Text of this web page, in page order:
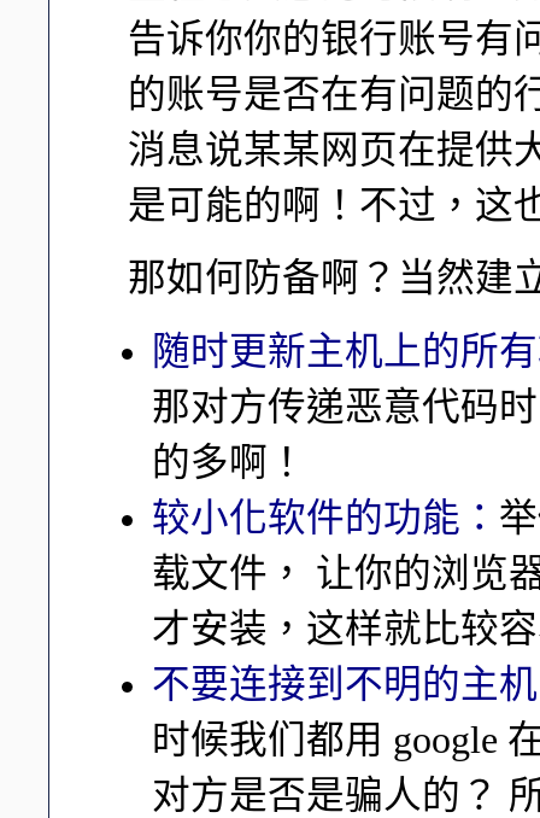
告诉你你的银行账号有
的账号是否在有问题的
消息说某某网页在提供
是可能的啊！不过，这
那如何防备啊？当然建
随时更新主机上的所
那对方传递恶意代码
的多啊！
较小化软件的功能：
载文件， 让你的浏览
才安装，这样就比较
不要连接到不明的主
时候我们都用 google
对方是否是骗人的？